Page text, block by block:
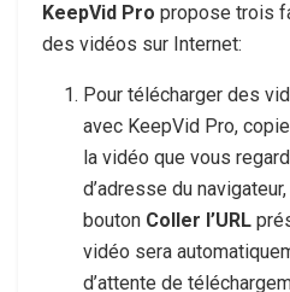
KeepVid Pro propose trois
des vidéos sur Internet:
Pour télécharger des
avec KeepVid Pro,
la vidéo que vous
d’adresse du
bouton Coller l’URL
vidéo sera
d’attente de